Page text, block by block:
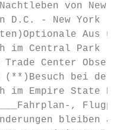
von New
D.C. - New York
Aus
im Central Park
Trade Center
(**)Besuch bei der
im Empire State
,
bleiben